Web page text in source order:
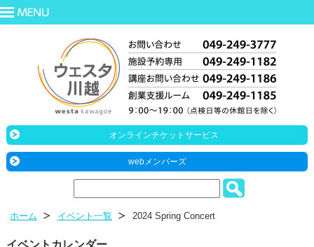
オンラインチケットサービス
webメンバーズ
ホーム イベント一覧 2024 Spring Concert